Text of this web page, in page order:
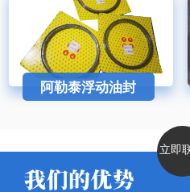
阿勒泰浮动油封
立即